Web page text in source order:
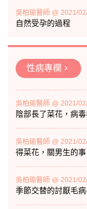
吳柏瑜醫師 @ 2021/
自然受孕的過程
性病專欄 chevron_right
吳柏瑜醫師 @ 2021/
陰部長了菜花，病
吳柏瑜醫師 @ 2021/
得菜花，關男生的事
吳柏瑜醫師 @ 2021/
季節交替的討厭毛